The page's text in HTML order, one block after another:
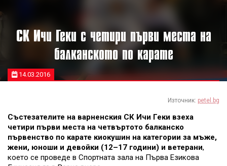
СК Ичи Геки с четири първи места на
балканското по карате
14.03.2016
Източник: petel.bg
Състезателите на варненския СК Ичи Геки взеха
четири първи места на четвъртото балканско
първенство по карате киокушин на категории за мъже,
жени, юноши и девойки (12–17 години) и ветерани,
което се проведе в Спортната зала на Първа Езикова